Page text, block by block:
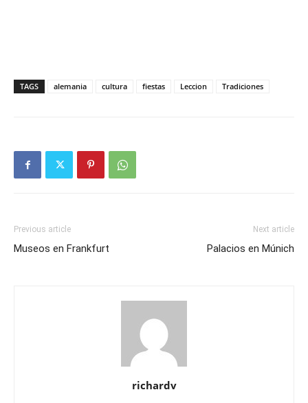
TAGS alemania cultura fiestas Leccion Tradiciones
Previous article
Museos en Frankfurt
Next article
Palacios en Múnich
richardv